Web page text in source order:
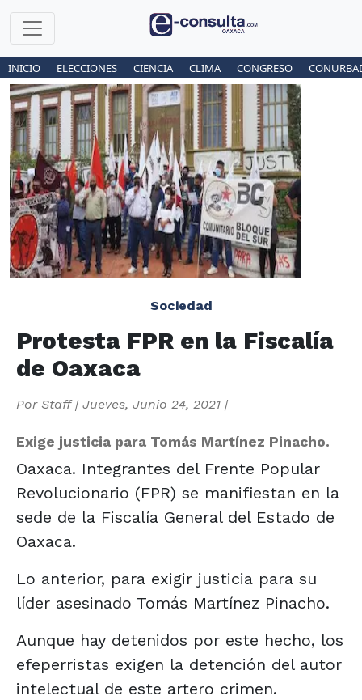
INICIO ELECCIONES CIENCIA CLIMA CONGRESO
Sociedad
Protesta FPR en la Fiscalía
de Oaxaca
Por Staff| Jueves, Junio 24, 2021 |
Exige justicia para Tomás Martínez Pinacho.
Oaxaca. Integrantes del Frente Popular
Revolucionario (FPR) se manifiestan en la
sede de la Fiscalía General del Estado de
Oaxaca.
Lo anterior, para exigir justicia para su
líder asesinado Tomás Martínez Pinacho.
Aunque hay detenidos por este hecho, los
efeperristas exigen la detención del autor
intelectual de este artero crimen.